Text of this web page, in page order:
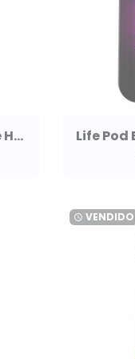
Life Pod Eco Kit II Grape Honey 10000 Puff 5%
watch_later VENDIDO